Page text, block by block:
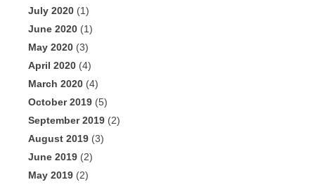
July 2020 (1)
June 2020 (1)
May 2020 (3)
April 2020 (4)
March 2020 (4)
October 2019 (5)
September 2019 (2)
August 2019 (3)
June 2019 (2)
May 2019 (2)